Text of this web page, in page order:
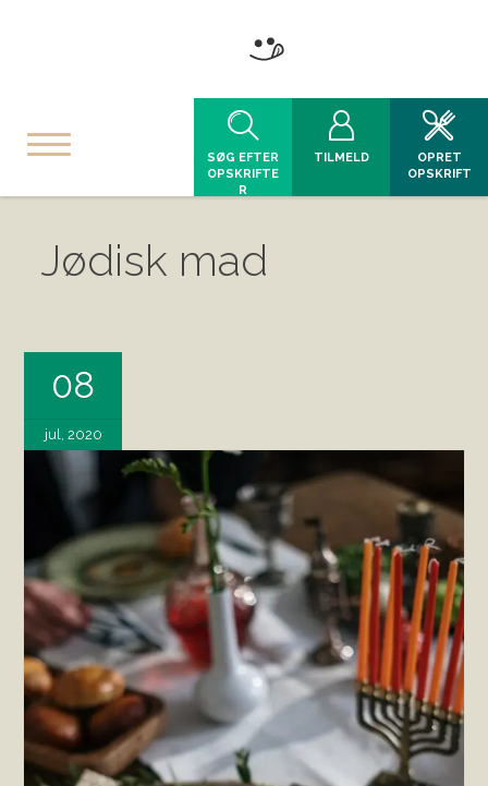
SØG EFTER
OPSKRIFTE
R
TILMELD
OPRET
OPSKRIFT
Jødisk mad
08
jul, 2020